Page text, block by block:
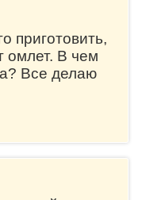
приготовить,
омлет. В чем
Все делаю